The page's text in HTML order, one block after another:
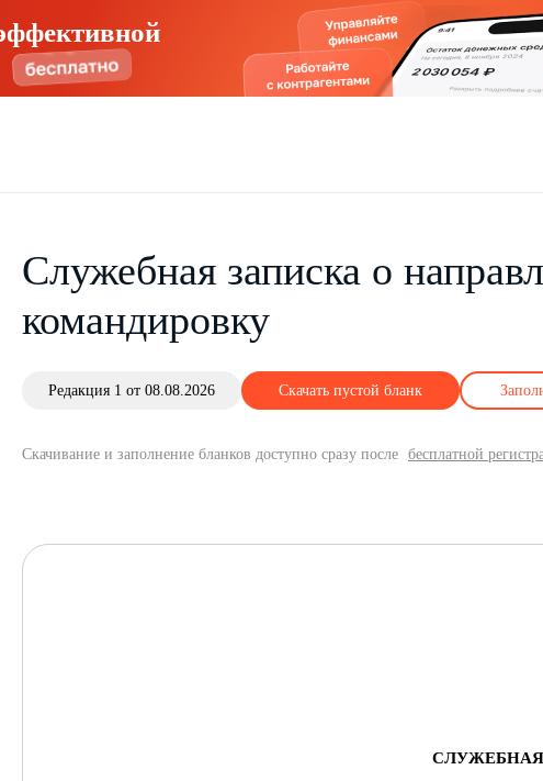
Служебная записка о
командировку
Редакция 1 от 08.08.2026 Скачать пустой бланк
Скачивание и заполнение бланков доступно сразу после бесплатной